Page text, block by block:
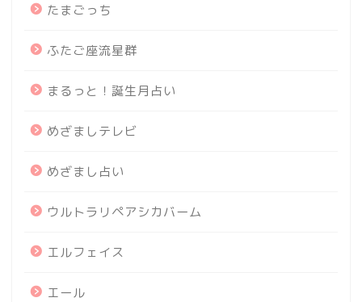
たまごっち
ふたご座流星群
まるっと！誕生月占い
めざましテレビ
めざまし占い
ウルトラリペアシカバーム
エルフェイス
エール